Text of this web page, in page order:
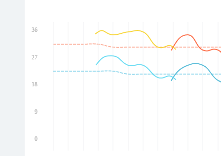
36
27
18
9
0